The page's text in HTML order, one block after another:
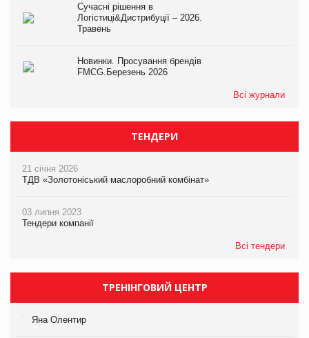
Сучасні рішення в
Логістиці&Дистрибуції – 2026.
Травень
Новинки. Просування брендів
FMCG.Березень 2026
Всі журнали
ТЕНДЕРИ
21 січня 2026
ТДВ «Золотоніський маслоробний комбінат»
03 липня 2023
Тендери компанії
Всі тендери
ТРЕНІНГОВИЙ ЦЕНТР
Яна Олентир